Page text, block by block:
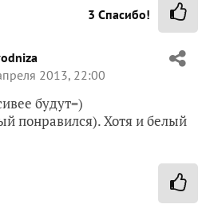
3 Спасибо!
2013, 22:00
будут=)
понравился). Хотя и белый